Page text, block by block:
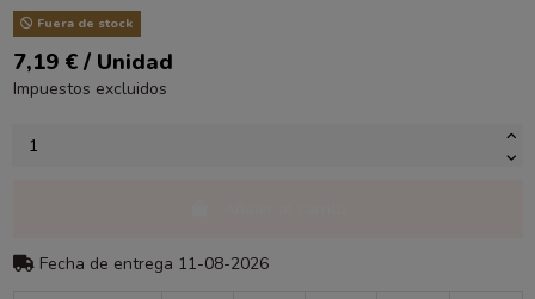
Fuera de stock
7,19 € / Unidad
Impuestos excluidos
Fecha de entrega 11-08-2026